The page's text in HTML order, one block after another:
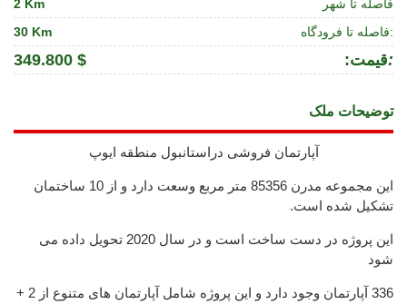
فاصله تا شهر
2 Km
فاصله تا فرودگاه:
30 Km
:قیمت:
349.800 $
توضیحات ملک
آپارتمان فروشی دراستانبول منطقه ایوپ
این مجموعه مدرن 85356 متر مربع وسعت دارد و از 10 ساختمان
تشکیل شده است.
این پروژه در دست ساخت است و در سال 2020 تحویل داده می
شود
336 آپارتمان وجود دارد و این پروژه شامل آپارتمان های متنوع از 2 +